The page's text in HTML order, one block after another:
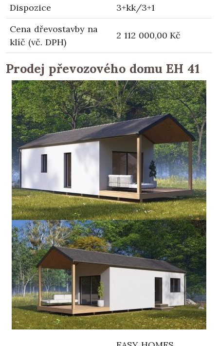
Dispozice
3+kk/3+1
Cena dřevostavby na
klíč (vč. DPH)
2 112 000,00 Kč
Prodej převozového domu EH 41